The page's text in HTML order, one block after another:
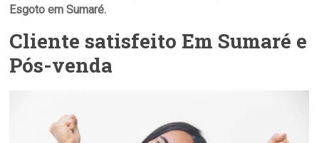
Esgoto em Sumaré.
Cliente satisfeito Em Sumaré e
Pós-venda